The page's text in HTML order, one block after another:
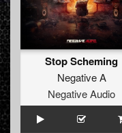
Stop Scheming
Negative A
Negative Audio